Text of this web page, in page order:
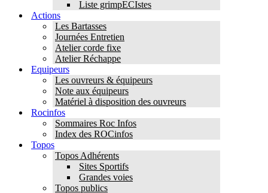
Liste grimpECIstes
Actions
Les Bartasses
Journées Entretien
Atelier corde fixe
Atelier Réchappe
Equipeurs
Les ouvreurs & équipeurs
Note aux équipeurs
Matériel à disposition des ouvreurs
Rocinfos
Sommaires Roc Infos
Index des ROCinfos
Topos
Topos Adhérents
Sites Sportifs
Grandes voies
Topos publics